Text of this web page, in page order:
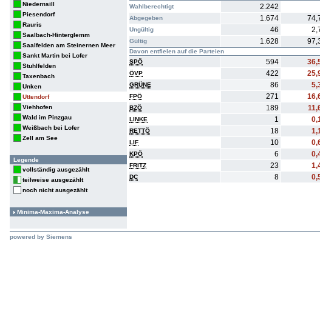
Niedernsill
Piesendorf
Rauris
Saalbach-Hinterglemm
Saalfelden am Steinernen Meer
Sankt Martin bei Lofer
Stuhlfelden
Taxenbach
Unken
Uttendorf
Viehhofen
Wald im Pinzgau
Weißbach bei Lofer
Zell am See
Legende
vollständig ausgezählt
teilweise ausgezählt
noch nicht ausgezählt
Minima-Maxima-Analyse
Wahlberechtigt
2.242
Abgegeben 1.674
Ungültig 46
Gültig 1.628
Davon entfielen auf die Parteien
SPÖ
594
ÖVP 422
GRÜNE 86
FPÖ 271
BZÖ 189
LINKE 1
RETTÖ 18
LIF 10
KPÖ 6
FRITZ 23
DC 8
powered by Siemens